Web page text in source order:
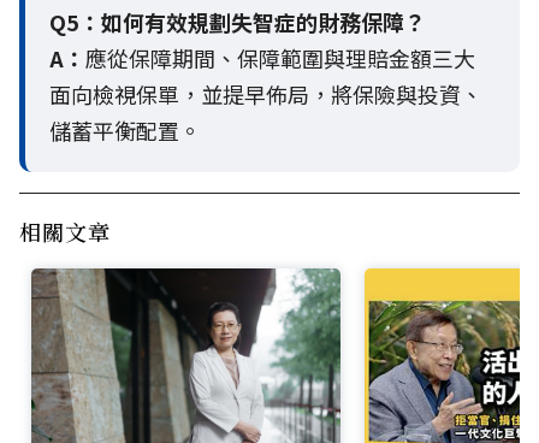
Q5： 如何有效規劃失智症的財務保障？
A： 應從保障期間、保障範圍與理賠金額三大
面向檢視保單，並提早佈局，將保險與投資、
儲蓄平衡配置。
相關文章